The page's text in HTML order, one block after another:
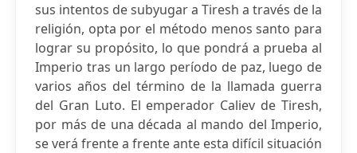
sus intentos de subyugar a Tiresh a través de la
religión, opta por el método menos santo para
lograr su propósito, lo que pondrá a prueba al
Imperio tras un largo período de paz, luego de
varios años del término de la llamada guerra
del Gran Luto. El emperador Caliev de Tiresh,
por más de una década al mando del Imperio,
se verá frente a frente ante esta difícil situación